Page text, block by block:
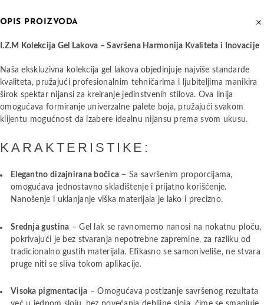
OPIS PROIZVODA
I.Z.M Kolekcija Gel Lakova – Savršena Harmonija Kvaliteta i Inovacije
Naša ekskluzivna kolekcija gel lakova objedinjuje najviše standarde
kvaliteta, pružajući profesionalnim tehničarima i ljubiteljima manikira
širok spektar nijansi za kreiranje jedinstvenih stilova. Ova linija
omogućava formiranje univerzalne palete boja, pružajući svakom
klijentu mogućnost da izabere idealnu nijansu prema svom ukusu.
KARAKTERISTIKE:
Elegantno dizajnirana bočica – Sa savršenim proporcijama,
omogućava jednostavno skladištenje i prijatno korišćenje.
Nanošenje i uklanjanje viška materijala je lako i precizno.
Srednja gustina – Gel lak se ravnomerno nanosi na nokatnu ploču,
pokrivajući je bez stvaranja nepotrebne zapremine, za razliku od
tradicionalno gustih materijala. Efikasno se samoniveliše, ne stvara
pruge niti se sliva tokom aplikacije.
Visoka pigmentacija – Omogućava postizanje savršenog rezultata